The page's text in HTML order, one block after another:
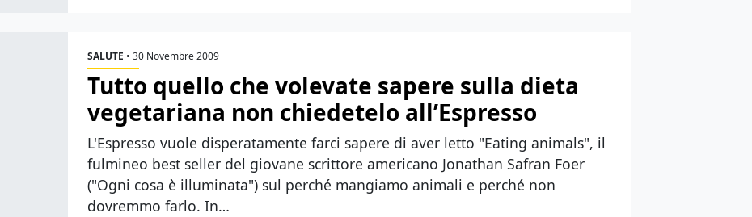
SALUTE • 30 Novembre 2009
Tutto quello che volevate sapere sulla dieta
vegetariana non chiedetelo all’Espresso
L'Espresso vuole disperatamente farci sapere di aver letto "Eating animals", il
fulmineo best seller del giovane scrittore americano Jonathan Safran Foer
("Ogni cosa è illuminata") sul perché mangiamo animali e perché non
dovremmo farlo. In…